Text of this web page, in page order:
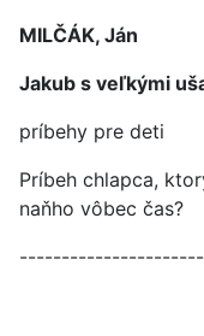
MILČÁK, Ján
Jakub s veľkými
príbehy pre deti
Príbeh chlapca,
naňho vôbec čas?